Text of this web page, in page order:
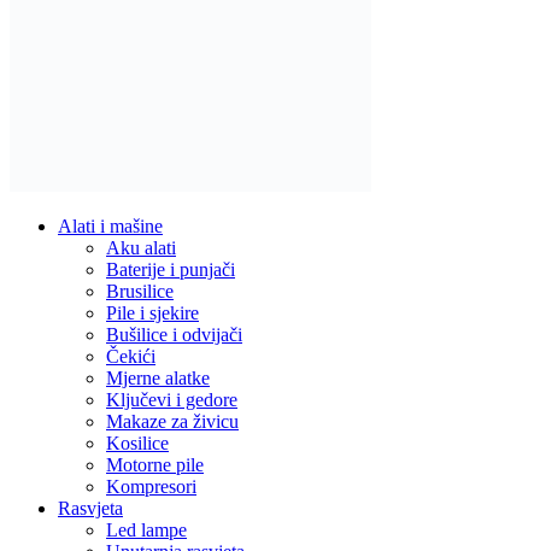
Alati i mašine
Aku alati
Baterije i punjači
Brusilice
Pile i sjekire
Bušilice i odvijači
Čekići
Mjerne alatke
Ključevi i gedore
Makaze za živicu
Kosilice
Motorne pile
Kompresori
Rasvjeta
Led lampe